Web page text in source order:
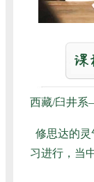
西藏/臼井系
修思达的
习进行，当